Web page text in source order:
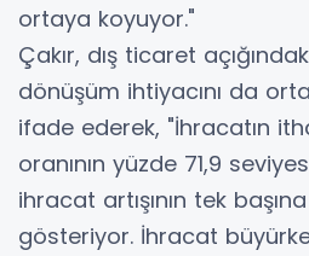
ortaya koyuyor."
Çakır, dış ticaret
dönüşüm ihtiyacını da
ifade ederek, "İhracatın
oranının yüzde 71,9
ihracat artışının tek
gösteriyor. İhracat